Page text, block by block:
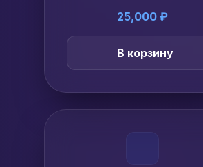
25,000 ₽
В корзину